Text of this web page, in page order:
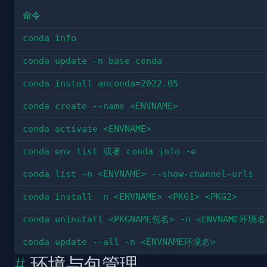
命令
conda info
conda update -n base conda
conda install anconda=2022.05
conda create --name <ENVNAME>
conda activate <ENVNAME>
conda env list 或者 conda info -e
conda list -n <ENVNAME> --show-channel-urls
conda install -n <ENVNAME> <PKG1> <PKG2>
conda uninstall <PKGNAME包名> -n <ENVNAME环境
conda update --all -n <ENVNAME环境名>